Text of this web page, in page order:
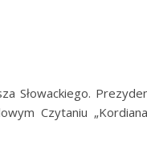
Słowackiego.
Czytaniu